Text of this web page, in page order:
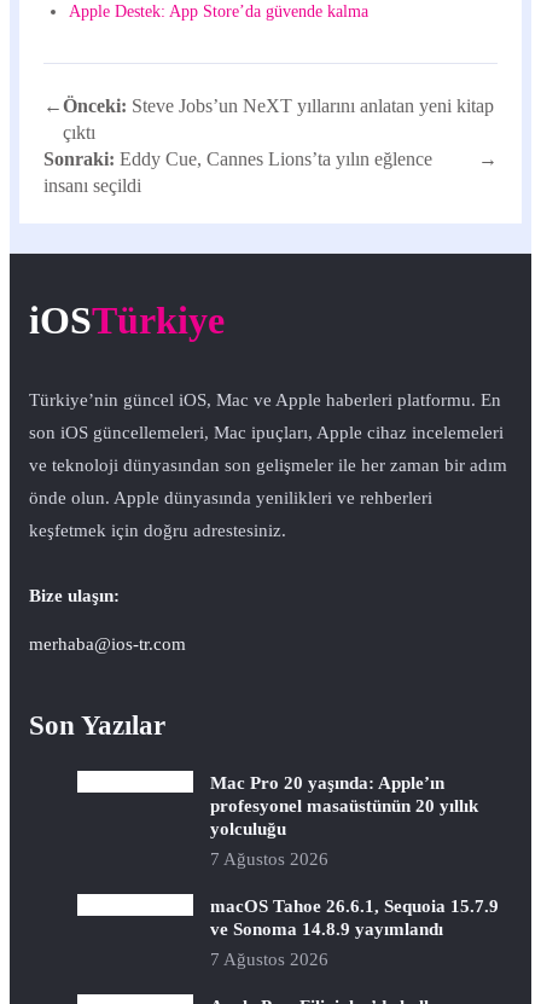
Apple Destek: App Store’da güvende kalma
←Önceki: Steve Jobs’un NeXT yıllarını anlatan yeni kitap
çıktı
Sonraki: Eddy Cue, Cannes Lions’ta yılın eğlence
insanı seçildi
→
iOSTürkiye
Türkiye’nin güncel iOS, Mac ve Apple haberleri platformu. En
son iOS güncellemeleri, Mac ipuçları, Apple cihaz incelemeleri
ve teknoloji dünyasından son gelişmeler ile her zaman bir adım
önde olun. Apple dünyasında yenilikleri ve rehberleri
keşfetmek için doğru adrestesiniz.
Bize ulaşın:
merhaba@ios-tr.com
Son Yazılar
Mac Pro 20 yaşında: Apple’ın
profesyonel masaüstünün 20 yıllık
yolculuğu
7 Ağustos 2026
macOS Tahoe 26.6.1, Sequoia 15.7.9
ve Sonoma 14.8.9 yayımlandı
7 Ağustos 2026